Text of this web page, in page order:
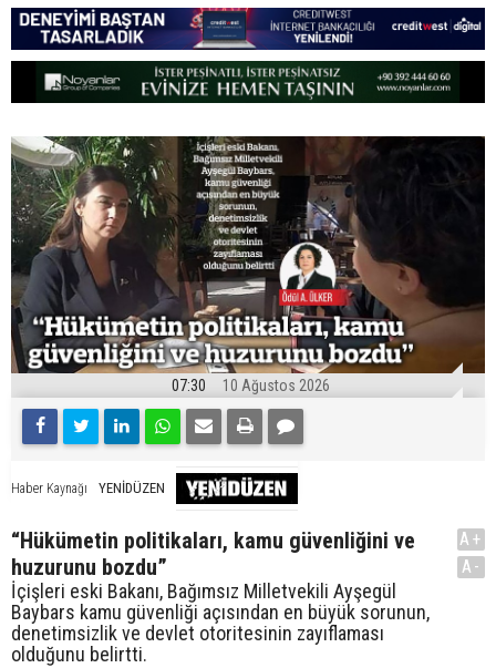
07:30 10 Ağustos 2026
Haber Kaynağı YENİDÜZEN
“Hükümetin politikaları, kamu güvenliğini ve
huzurunu bozdu”
İçişleri eski Bakanı, Bağımsız Milletvekili Ayşegül
Baybars kamu güvenliği açısından en büyük sorunun,
denetimsizlik ve devlet otoritesinin zayıflaması
olduğunu belirtti.
A+
A-